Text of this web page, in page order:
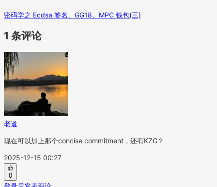
密码学之 Ecdsa 签名、GG18、MPC 钱包(三)
1 条评论
老道
现在可以加上那个concise commitment，还有KZG？
2025-12-15 00:27
0